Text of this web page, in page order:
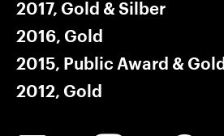
2017, Gold & Silber
2016, Gold
2015, Public Award & Gold
2012, Gold